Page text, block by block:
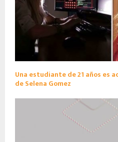
Una estudiante de 21 años es
de Selena Gomez